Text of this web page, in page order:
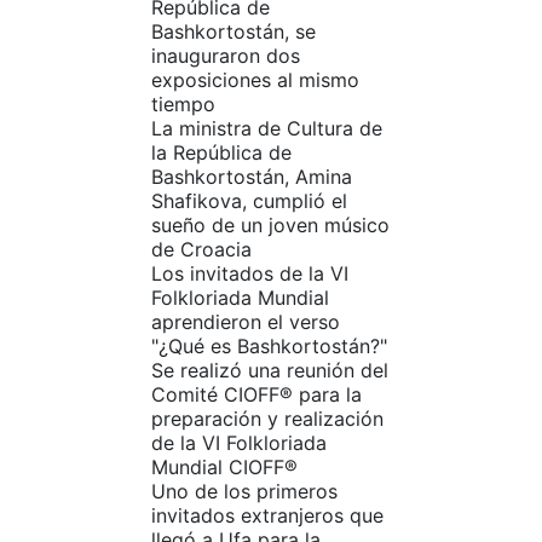
República de
Bashkortostán, se
inauguraron dos
exposiciones al mismo
tiempo
La ministra de Cultura de
la República de
Bashkortostán, Amina
Shafikova, cumplió el
sueño de un joven músico
de Croacia
Los invitados de la VI
Folkloriada Mundial
aprendieron el verso
"¿Qué es Bashkortostán?"
Se realizó una reunión del
Comité CIOFF® para la
preparación y realización
de la VI Folkloriada
Mundial CIOFF®
Uno de los primeros
invitados extranjeros que